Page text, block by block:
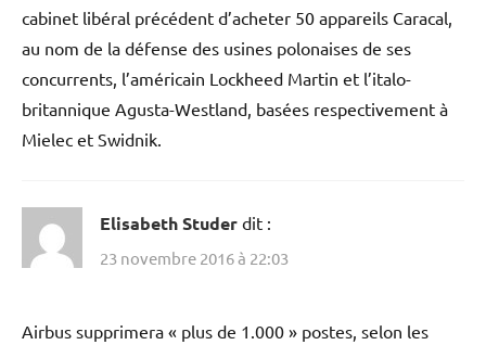
cabinet libéral précédent d’acheter 50 appareils Caracal,
au nom de la défense des usines polonaises de ses
concurrents, l’américain Lockheed Martin et l’italo-
britannique Agusta-Westland, basées respectivement à
Mielec et Swidnik.
Elisabeth Studer dit :
23 novembre 2016 à 22:03
Airbus supprimera « plus de 1.000 » postes, selon les